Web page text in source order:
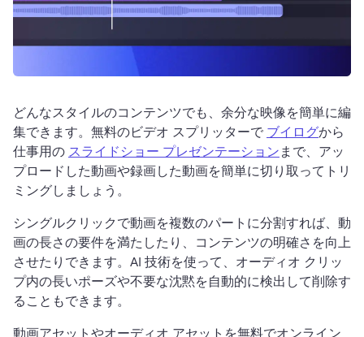
どんなスタイルのコンテンツでも、余分な映像を簡単に編
集できます。 無料のビデオ スプリッターで ブイログから
仕事用の スライドショー プレゼンテーションまで、アッ
プロードした動画や録画した動画を簡単に切り取ってトリ
ミングしましょう。
シングルクリックで動画を複数のパートに分割すれば、動
画の長さの要件を満たしたり、コンテンツの明確さを向上
させたりできます。 AI 技術を使って、オーディオ クリッ
プ内の長いポーズや不要な沈黙を自動的に検出して削除す
ることもできます。
動画アセットやオーディオ アセットを無料でオンライン